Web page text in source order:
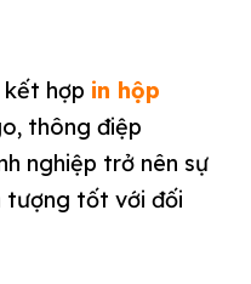
hợp in hộp
thông điệp
nghiệp trở nên sự
tượng tốt với đối